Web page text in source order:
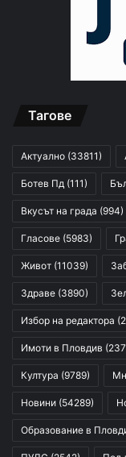
Тагове
Актуално (33811)
Ботев Пд (111)
Вкусът на града (994)
Гласове (5983)
Живот (11039)
Здраве (3890)
Избор на редактора
Имоти в Пловдив
Култура (9789)
Новини (54289)
Образование в